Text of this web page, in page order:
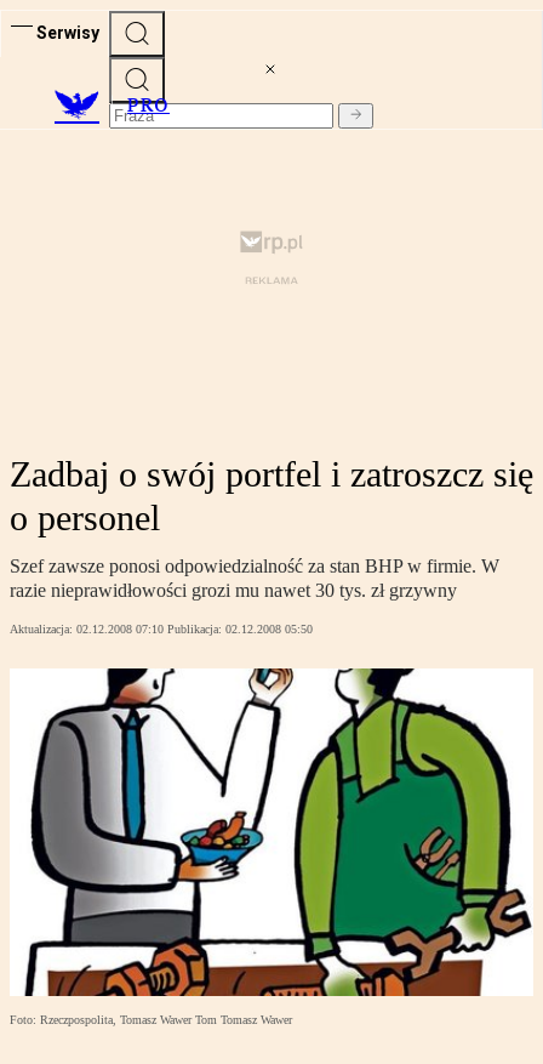
Serwisy
PRO
Zadbaj o swój portfel i zatroszcz się
o personel
Szef zawsze ponosi odpowiedzialność za stan BHP w firmie. W
razie nieprawidłowości grozi mu nawet 30 tys. zł grzywny
Aktualizacja: 02.12.2008 07:10 Publikacja: 02.12.2008 05:50
Foto: Rzeczpospolita, Tomasz Wawer Tom Tomasz Wawer